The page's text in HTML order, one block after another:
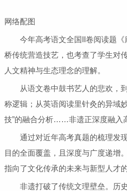
网络配图
今年高考语文全国II卷阅读题
桥传统营造技艺，也考查了学生对
人文精神与生态理念的理解。
从语文卷中鼓书艺人的悲欢，
称逻辑；从英语阅读里针灸的异域
技”的融合分析……非遗正深度融入
通过对近年高考真题的梳理发
目的全面覆盖，且深度与广度递增
指向了文化传承的未来与新型人才的
非遗打破了传统文理壁垒。历